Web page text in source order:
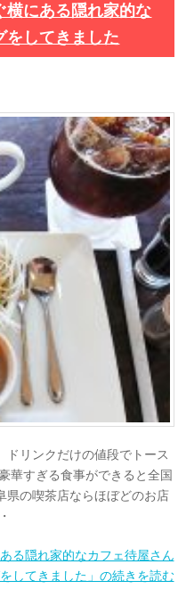
横にある隠れ家的な
をしてきました
ドリンクだけの値段でトース
華すぎる食事ができると全国
県の喫茶店ならほぼどのお店
る隠れ家的なカフェ待屋さん
してきました」の続きを読む